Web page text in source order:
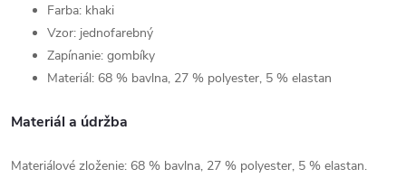
Farba: khaki
Vzor: jednofarebný
Zapínanie: gombíky
Materiál: 68 % bavlna, 27 % polyester, 5 % elastan
Materiál a údržba
Materiálové zloženie: 68 % bavlna, 27 % polyester, 5 % elastan.